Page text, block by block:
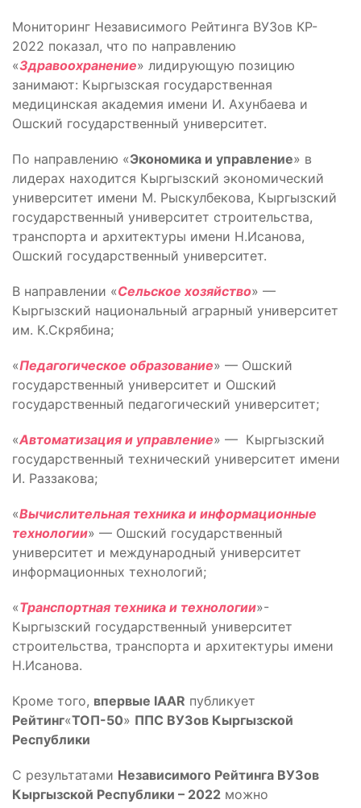
Мониторинг Независимого Рейтинга ВУЗов КР-
2022 показал, что по направлению
«Здравоохранение» лидирующую позицию
занимают: Кыргызская государственная
медицинская академия имени И. Ахунбаева и
Ошский государственный университет.
По направлению «Экономика и управление» в
лидерах находится Кыргызский экономический
университет имени М. Рыскулбекова, Кыргызский
государственный университет строительства,
транспорта и архитектуры имени Н.Исанова,
Ошский государственный университет.
В направлении «Сельское хозяйство» —
Кыргызский национальный аграрный университет
им. К.Скрябина;
«Педагогическое образование» — Ошский
государственный университет и Ошский
государственный педагогический университет;
«Автоматизация и управление» — Кыргызский
государственный технический университет имени
И. Раззакова;
«Вычислительная техника и информационные
технологии» — Ошский государственный
университет и международный университет
информационных технологий;
«Транспортная техника и технологии»-
Кыргызский государственный университет
строительства, транспорта и архитектуры имени
Н.Исанова.
Кроме того, впервые IAAR публикует
Рейтинг«ТОП-50» ППС ВУЗов Кыргызской
Республики
C результатами Независимого Рейтинга ВУЗов
Кыргызской Республики – 2022 можно